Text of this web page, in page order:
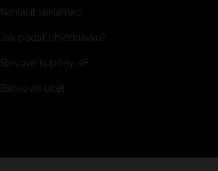
Nahlásit reklamaci
Jak podat objednávku?
Slevové kupóny 4F
Bankovní účet